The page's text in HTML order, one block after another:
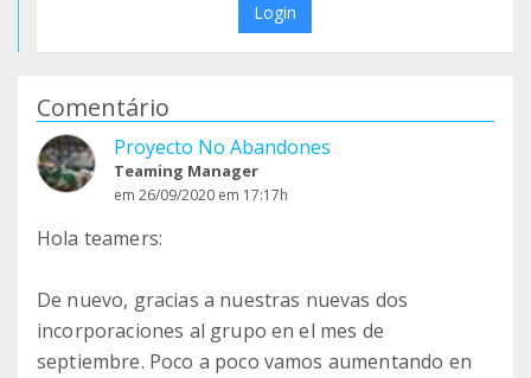
Login
Comentário
Proyecto No Abandones
Teaming Manager
em 26/09/2020 em 17:17h
Hola teamers:
De nuevo, gracias a nuestras nuevas dos
incorporaciones al grupo en el mes de
septiembre. Poco a poco vamos aumentando en